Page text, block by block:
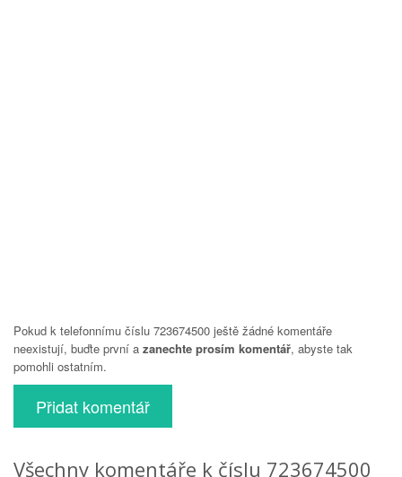
Pokud k telefonnímu číslu 723674500 ještě žádné komentáře
neexistují, buďte první a zanechte prosím komentář, abyste tak
pomohli ostatním.
Přidat komentář
Všechny komentáře k číslu 723674500